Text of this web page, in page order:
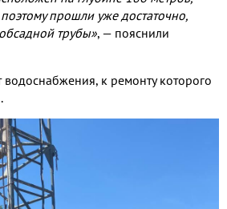
прошли уже достаточно,
трубы», — пояснили
водоснабжения, к ремонту которого